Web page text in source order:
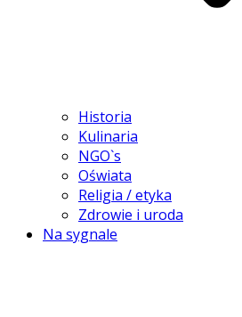
Historia
Kulinaria
NGO`s
Oświata
Religia / etyka
Zdrowie i uroda
Na sygnale